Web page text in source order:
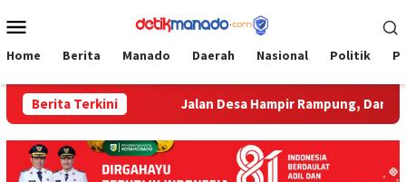
ke
Mobile
Home Berita Manado Daerah Nasional Politik
Berita Terkini
Gotong Royong Jalan Desa Hampir Rampung, Dandim